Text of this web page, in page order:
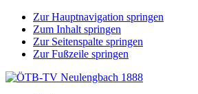
Zur Hauptnavigation springen
Zum Inhalt springen
Zur Seitenspalte springen
Zur Fußzeile springen